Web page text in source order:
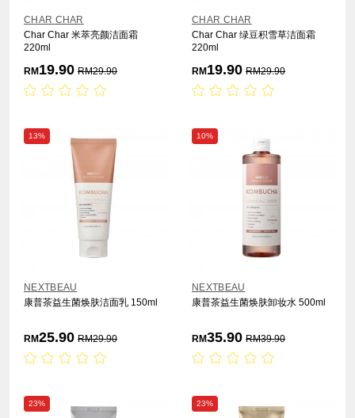
CHAR CHAR
Char Char 米萃亮颜洁面霜
220ml
RM 19.90 RM29.90
CHAR CHAR
Char Char 绿豆积雪草洁面霜
220ml
RM 19.90 RM29.90
13%
NEXTBEAU
康普茶益生菌焕肤洁面乳 150ml
RM25.90 RM29.90
10%
NEXTBEAU
康普茶益生菌焕肤卸妆水 500ml
RM35.90 RM39.90
23% 23%